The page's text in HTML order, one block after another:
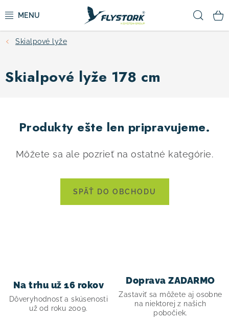
na
CYKLISTIKA
ZIMNÉ ŠPORTY
OBLEČENIE A TOPÁNKY
Skialpové lyže
Skialpové lyže 178 cm
Produkty ešte len pripravujeme.
Môžete sa ale pozrieť na ostatné kategórie.
SPÄŤ DO OBCHODU
Na trhu už 16 rokov
Dôveryhodnosť a skúsenosti
už od roku 2009.
Doprava ZADARMO
Zastaviť sa môžete aj osobne
na niektorej z našich
pobočiek.